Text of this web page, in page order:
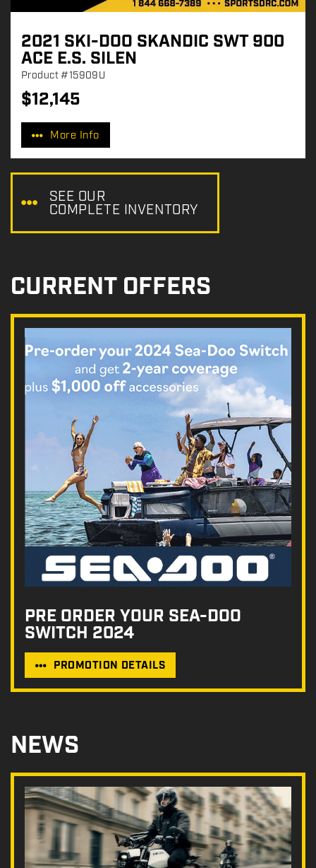
2021 SKI-DOO SKANDIC SWT 900
ACE E.S. SILEN
Product#15909U
P
r
c
$12,145
More Info
SEE OUR
COMPLETE INVENTORY
CURRENT OFFERS
PRE ORDER YOUR SEA-DOO
SWITCH 2024
PROMOTION DETAILS
NEWS